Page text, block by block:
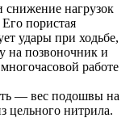
снижение нагрузок
пористая
удары при ходьбе,
на позвоночник и
работе
— вес подошвы на
цельного нитрила.